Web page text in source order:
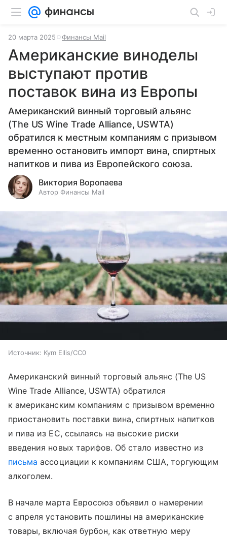
20 марта 2025 Финансы Mail
Американские виноделы
выступают против
поставок вина из Европы
Американский винный торговый альянс
(The US Wine Trade Alliance, USWTA)
обратился к местным компаниям с призывом
временно остановить импорт вина, спиртных
напитков и пива из Европейского союза.
Виктория Воропаева
Автор Финансы Mail
Источник: Kym Ellis/CC0
Американский винный торговый альянс (The US
Wine Trade Alliance, USWTA) обратился
к американским компаниям с призывом временно
приостановить поставки вина, спиртных напитков
и пива из ЕС, ссылаясь на высокие риски
введения новых тарифов. Об стало известно из
письма ассоциации к компаниям США, торгующим
алкоголем.
В начале марта Евросоюз объявил о намерении
с апреля установить пошлины на американские
товары, включая бурбон, как ответную меру